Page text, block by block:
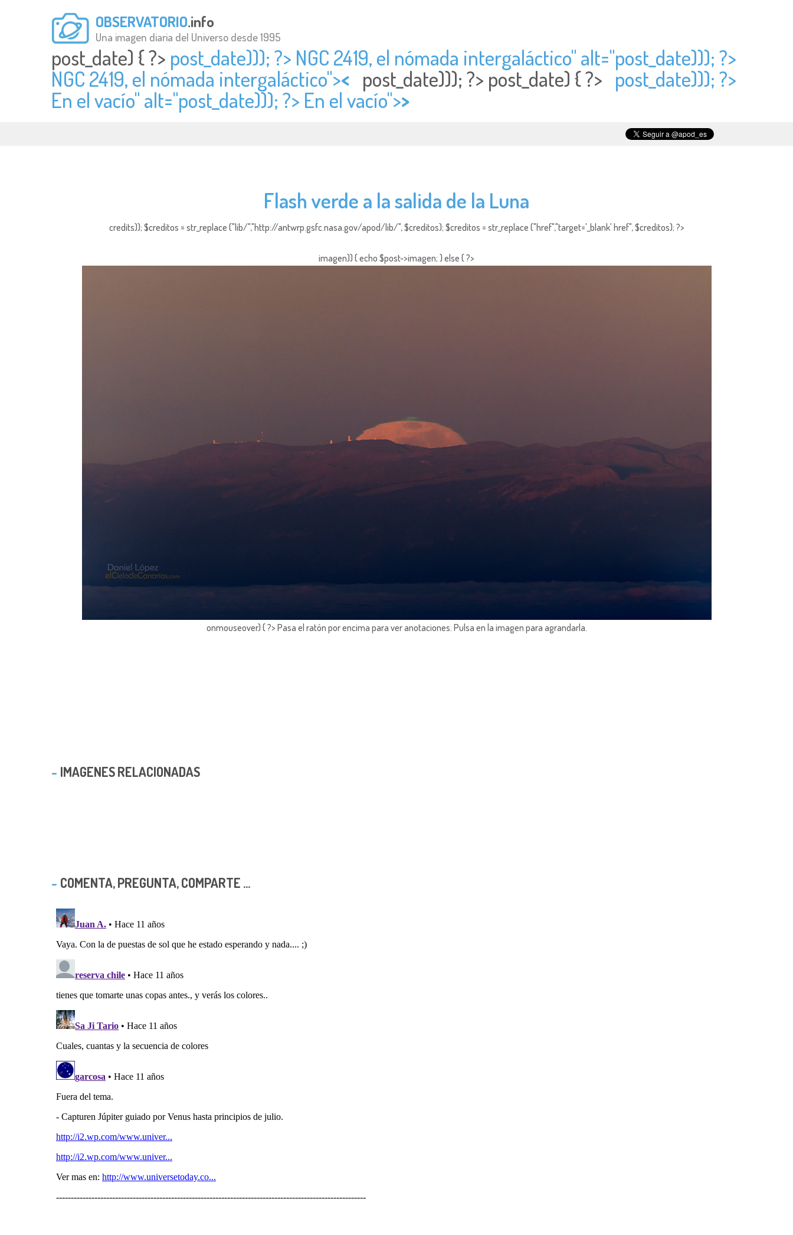
OBSERVATORIO.info
Una imagen diaria del Universo desde 1995
post_date) { ?> post_date))); ?> NGC 2419, el nómada intergaláctico" alt="post_date))); ?>
NGC 2419, el nómada intergaláctico">< post_date))); ?> post_date) { ?> post_date))); ?>
En el vacío" alt="post_date))); ?> En el vacío">>
Flash verde a la salida de la Luna
credits)); $creditos = str_replace ("lib/","http://antwrp.gsfc.nasa.gov/apod/lib/", $creditos); $creditos = str_replace ("href","target='_blank' href", $creditos); ?>
imagen)) { echo $post->imagen; } else { ?>
onmouseover) { ?> Pasa el ratón por encima para ver anotaciones. Pulsa en la imagen para agrandarla.
IMAGENES RELACIONADAS
COMENTA, PREGUNTA, COMPARTE ...